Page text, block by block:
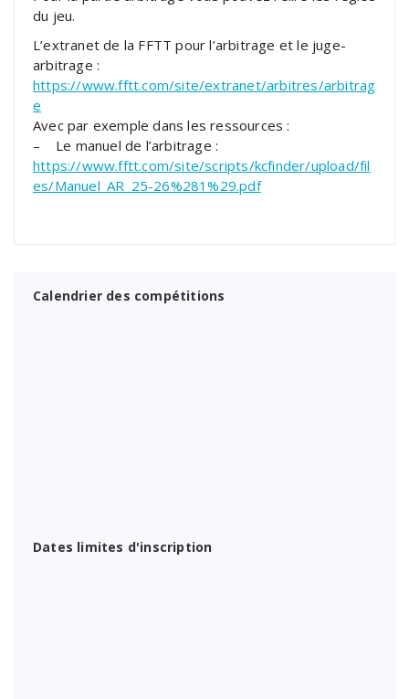
du jeu.
L’extranet de la FFTT pour l’arbitrage et le juge-
arbitrage :
https://www.fftt.com/site/extranet/arbitres/arbitrag
e
Avec par exemple dans les ressources :
– Le manuel de l’arbitrage :
https://www.fftt.com/site/scripts/kcfinder/upload/fil
es/Manuel_AR_25-26%281%29.pdf
Calendrier des compétitions
Dates limites d'inscription